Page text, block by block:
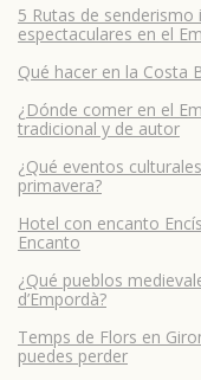
5 Rutas de
espectaculares en el
Qué hacer en la Costa
¿Dónde comer en el
tradicional y de autor
¿Qué eventos
primavera?
Hotel con encanto
Encanto
¿Qué pueblos
d’Empordà?
Temps de Flors en
puedes perder